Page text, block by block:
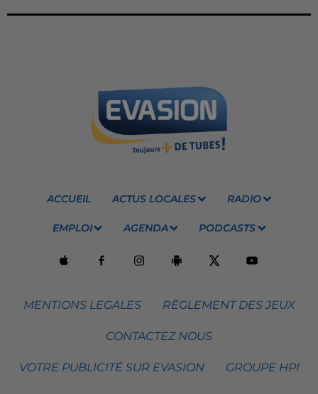
ACCUEIL ACTUS LOCALES RADIO
EMPLOI AGENDA PODCASTS
MENTIONS LEGALES RÈGLEMENT DES JEUX
CONTACTEZ NOUS
VOTRE PUBLICITÉ SUR EVASION GROUPE HPI